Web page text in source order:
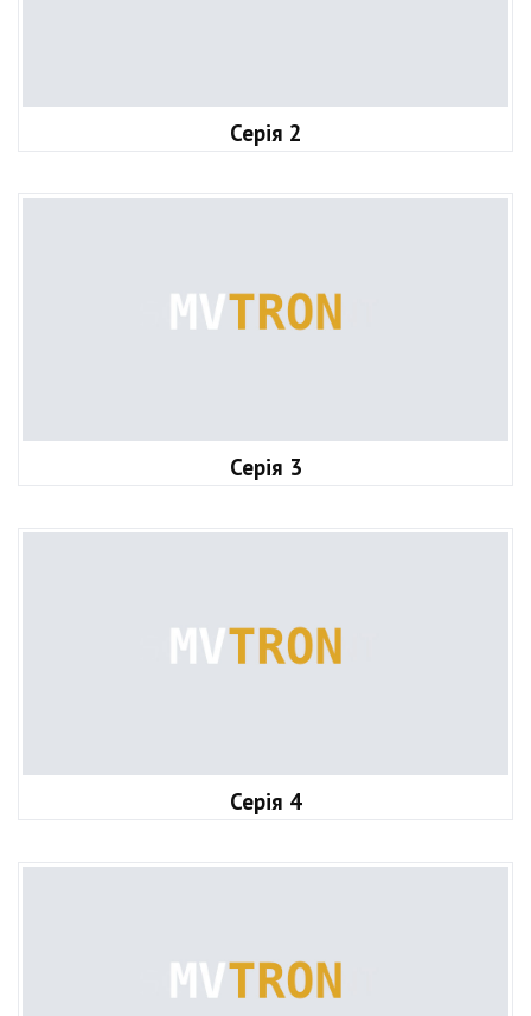
Серія 2
Серія 3
Серія 4